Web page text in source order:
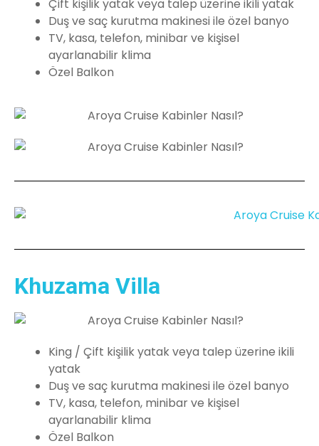
Çift kişilik yatak veya talep üzerine ikili yatak
Duş ve saç kurutma makinesi ile özel banyo
TV, kasa, telefon, minibar ve kişisel
ayarlanabilir klima
Özel Balkon
Khuzama Villa
King / Çift kişilik yatak veya talep üzerine ikili
yatak
Duş ve saç kurutma makinesi ile özel banyo
TV, kasa, telefon, minibar ve kişisel
ayarlanabilir klima
Özel Balkon